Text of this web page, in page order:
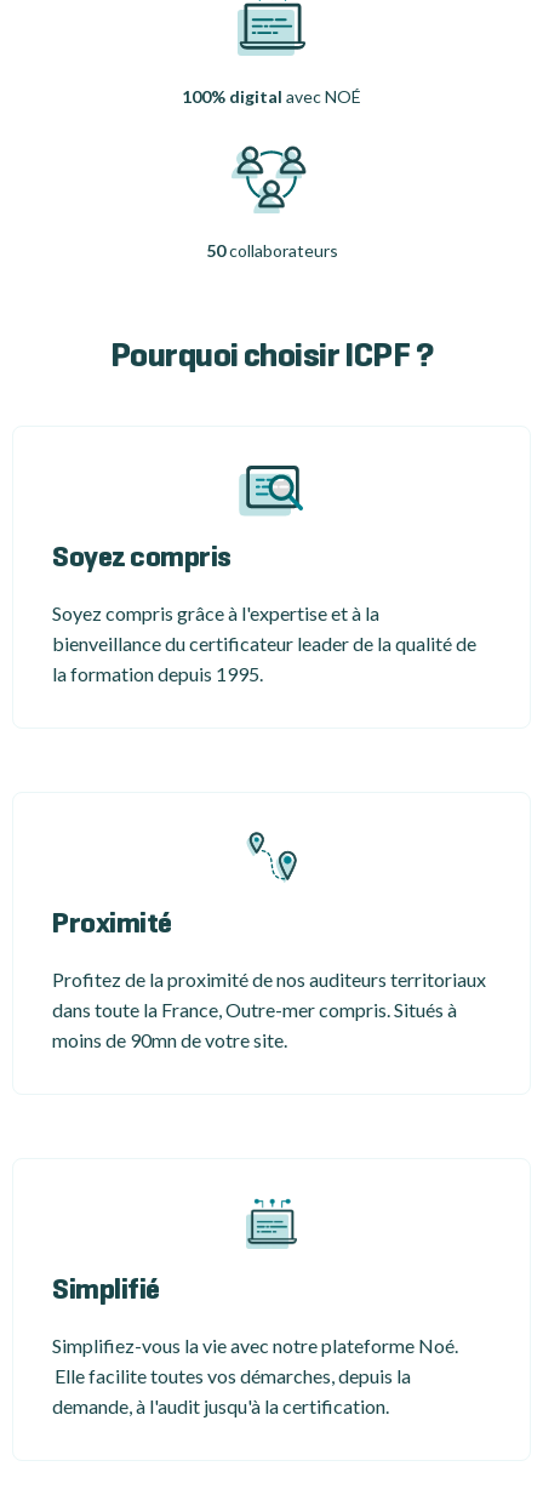
100% digital avec NOÉ
50collaborateurs
Pourquoi choisir ICPF ?
Soyez compris
Soyez compris grâce à l'expertise et à la
bienveillance du certificateur leader de la qualité de
la formation depuis 1995.
Proximité
Profitez de la proximité de nos auditeurs territoriaux
dans toute la France, Outre-mer compris. Situés à
moins de 90mn de votre site.
Simplifié
Simplifiez-vous la vie avec notre plateforme Noé.
Elle facilite toutes vos démarches, depuis la
demande, à l'audit jusqu'à la certification.